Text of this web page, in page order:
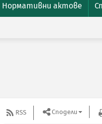
Нормативни актове
RSS Сподели